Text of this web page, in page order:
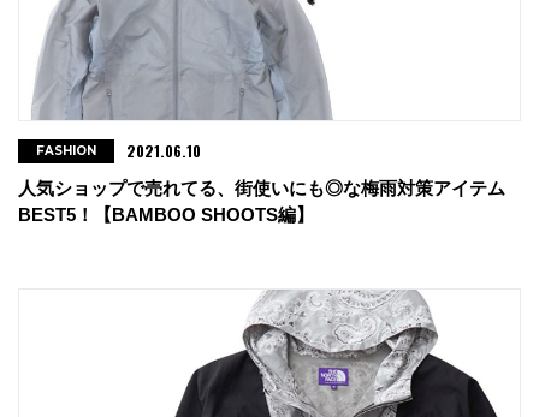
人気ショップで売れてる、街使いにも◎な梅雨対策アイテム
BEST5！【BAMBOO SHOOTS編】
FASHION 2021.06.10